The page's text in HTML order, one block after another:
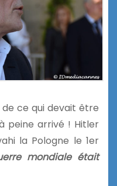
de ce qui devait être
peine arrivé ! Hitler
la Pologne le 1er
mondiale était